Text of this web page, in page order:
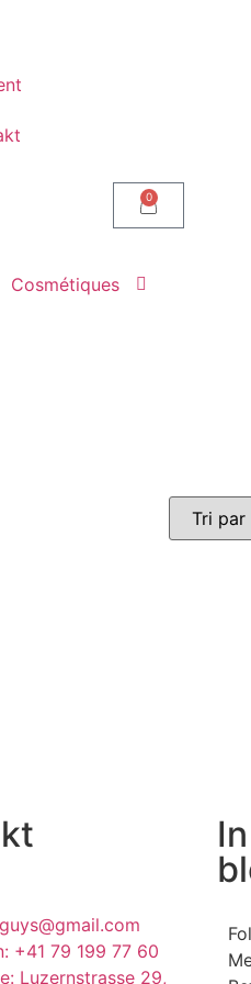
0
Cosmétiques
+41 79 199 77 60
Luzernstrasse 29,